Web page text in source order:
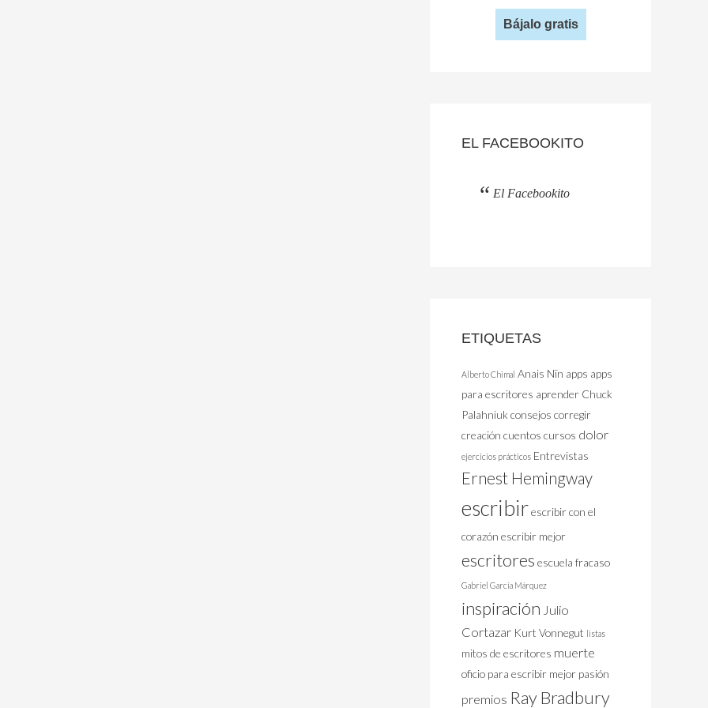
Bájalo gratis
EL FACEBOOKITO
El Facebookito
ETIQUETAS
Alberto Chimal Anais Nïn apps apps
para escritores aprender Chuck
Palahniukconsejos corregir
creación cuentos cursos dolor
ejercicios prácticos Entrevistas
Ernest Hemingway
escribirescribir con el
corazón escribir mejor
escritores escuela fracaso
Gabriel García Márquez
inspiración Julio
Cortazar Kurt Vonnegut listas
mitos de escritores muerte
oficio para escribir mejor pasión
premios Ray Bradbury